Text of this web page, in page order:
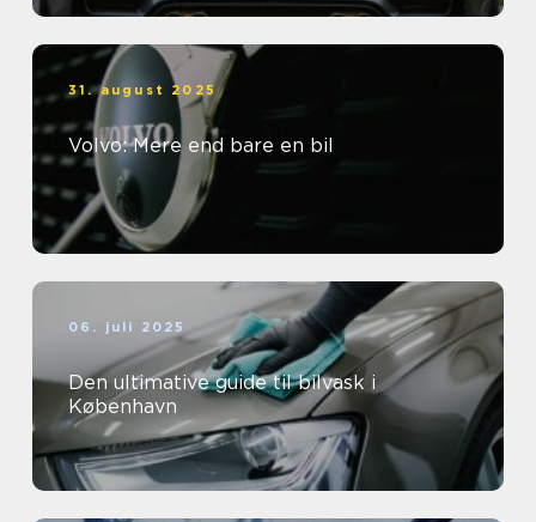
31. august 2025
Volvo: Mere end bare en bil
06. juli 2025
Den ultimative guide til bilvask i
København